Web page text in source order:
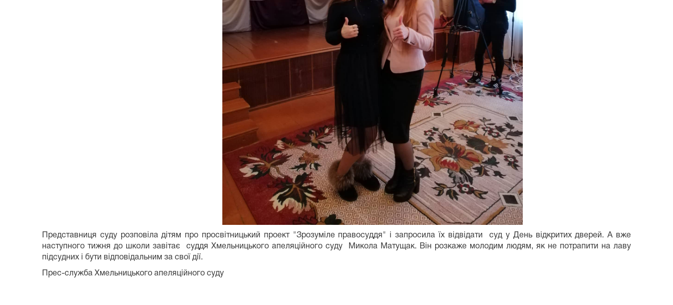
Представниця суду розповіла дітям про просвітницький проект "Зрозуміле правосуддя" і запросила їх відвідати суд у День відкритих дверей. А вже
наступного тижня до школи завітає суддя Хмельницького апеляційного суду Микола Матущак. Він розкаже молодим людям, як не потрапити на лаву
підсудних і бути відповідальним за свої дії.
Прес-служба Хмельницького апеляційного суду